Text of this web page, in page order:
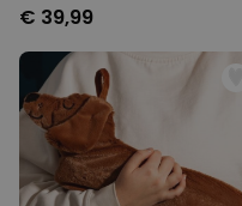
€ 39,99